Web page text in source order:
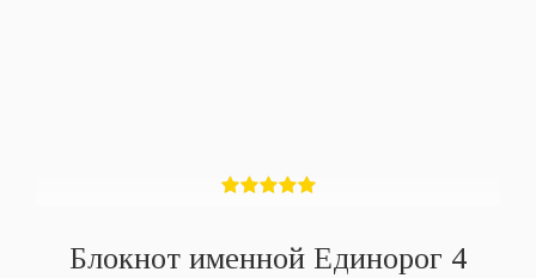
Блокнот именной Единорог 4